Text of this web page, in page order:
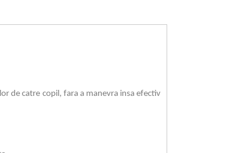
de catre copil, fara a manevra insa efectiv